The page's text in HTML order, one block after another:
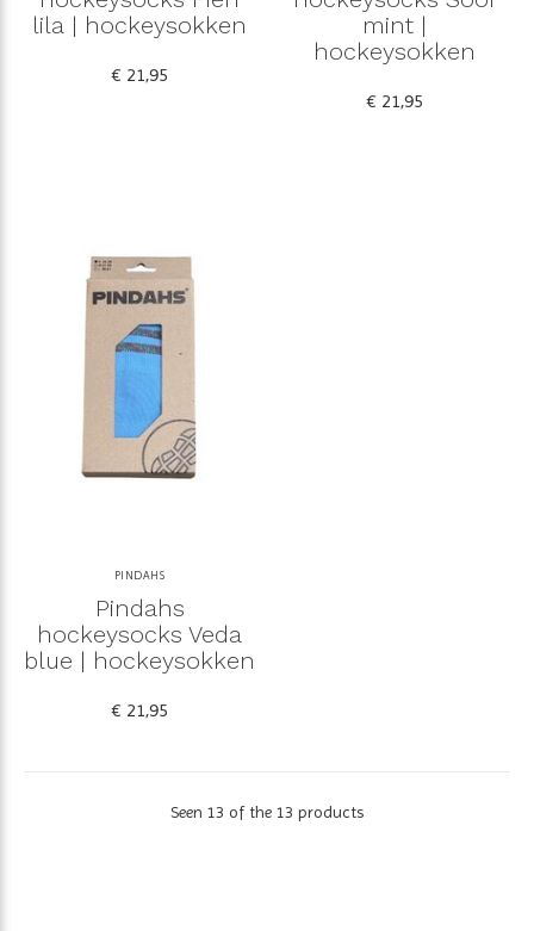
lila | hockeysokken
€ 21,95
mint |
hockeysokken
€ 21,95
PINDAHS
Pindahs
hockeysocks Veda
blue | hockeysokken
€ 21,95
Seen 13 of the 13 products